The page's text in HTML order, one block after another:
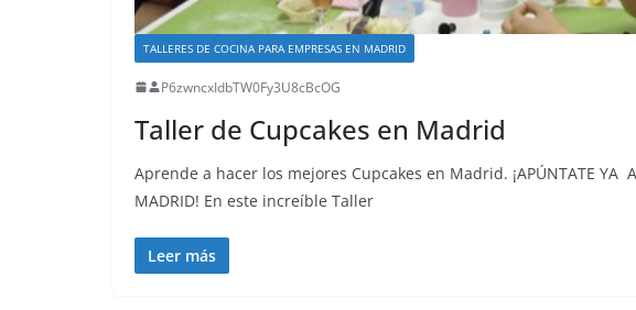
TALLERES DE COCINA PARA EMPRESAS EN MADRID
P6zwncxIdbTW0Fy3U8cBcOG
Taller de Cupcakes en Madrid
Aprende a hacer los mejores Cupcakes en Madrid. ¡APÚNTATE YA A
MADRID! En este increíble Taller
Leer más